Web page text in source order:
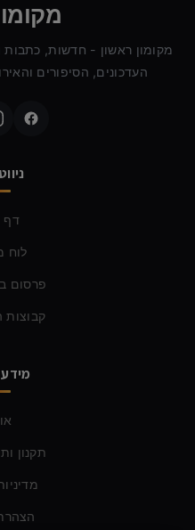
מקומון ראשון - חדשות, כתבות
העדכונים, הסיפורים
דף
לוח
פרסום
קבוצות
תקנון